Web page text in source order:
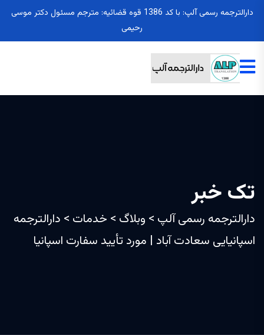
دارالترجمه رسمی آلپ: با کد 1386 قوه قضائیه: مترجم مسئول دکتر موسی
رحیمی
تک خبر
دارالترجمه رسمی آلپ > وبلاگ > خدمات > دارالترجمه
اسپانیایی سعادت آباد | مورد تأیید سفارت اسپانیا